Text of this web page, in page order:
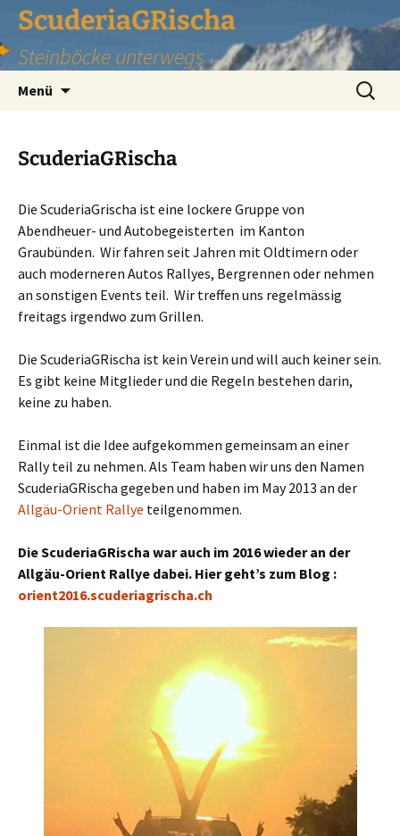
Zum
Inhalt
springen
ScuderiaGRischa
Steinböcke unterwegs
Menü
Suchen
nach:
ScuderiaGRischa
Die ScuderiaGrischa ist eine lockere Gruppe von
Abendheuer- und Autobegeisterten im Kanton
Graubünden. Wir fahren seit Jahren mit Oldtimern oder
auch moderneren Autos Rallyes, Bergrennen oder nehmen
an sonstigen Events teil. Wir treffen uns regelmässig
freitags irgendwo zum Grillen.
Die ScuderiaGRischa ist kein Verein und will auch keiner sein.
Es gibt keine Mitglieder und die Regeln bestehen darin,
keine zu haben.
Einmal ist die Idee aufgekommen gemeinsam an einer
Rally teil zu nehmen. Als Team haben wir uns den Namen
ScuderiaGRischa gegeben und haben im May 2013 an der
Allgäu-Orient Rallye teilgenommen.
Die ScuderiaGRischa war auch im 2016 wieder an der
Allgäu-Orient Rallye dabei. Hier geht’s zum Blog :
orient2016.scuderiagrischa.ch